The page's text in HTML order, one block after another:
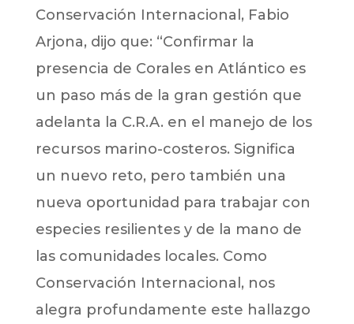
Conservación Internacional, Fabio
Arjona, dijo que: “Confirmar la
presencia de Corales en Atlántico es
un paso más de la gran gestión que
adelanta la C.R.A. en el manejo de los
recursos marino-costeros. Significa
un nuevo reto, pero también una
nueva oportunidad para trabajar con
especies resilientes y de la mano de
las comunidades locales. Como
Conservación Internacional, nos
alegra profundamente este hallazgo